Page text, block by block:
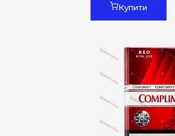
Купити